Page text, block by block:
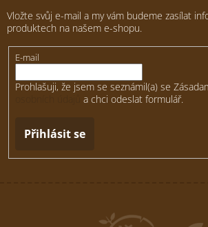
Vložte svůj e-mail a my vám budeme zasílat
produktech na našem e-shopu.
E-mail
Prohlašuji, že jsem se seznámil(a) se
a chci odeslat formulář.
Přihlásit se